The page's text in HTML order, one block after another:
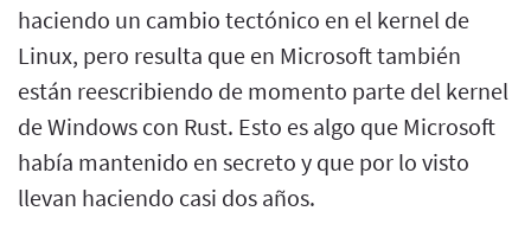
haciendo un cambio tectónico en el kernel de
Linux, pero resulta que en Microsoft también
están reescribiendo de momento parte del kernel
de Windows con Rust. Esto es algo que Microsoft
había mantenido en secreto y que por lo visto
llevan haciendo casi dos años.